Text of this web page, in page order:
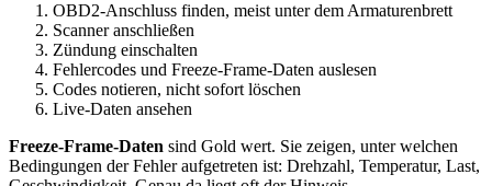
OBD2-Anschluss finden, meist unter dem Armaturenbrett
Scanner anschließen
Zündung einschalten
Fehlercodes und Freeze-Frame-Daten auslesen
Codes notieren, nicht sofort löschen
Live-Daten ansehen
Freeze-Frame-Daten sind Gold wert. Sie zeigen, unter welchen
Bedingungen der Fehler aufgetreten ist: Drehzahl, Temperatur, Last,